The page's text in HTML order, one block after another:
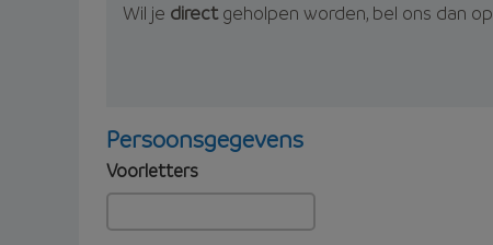
Wil je directgeholpen worden, bel ons dan op
Persoonsgegevens
Voorletters